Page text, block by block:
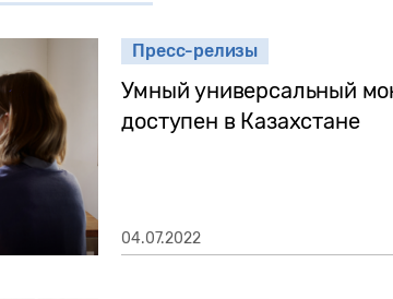
Пресс-релизы
Умный универсальный
доступен в Казахстане
04.07.2022